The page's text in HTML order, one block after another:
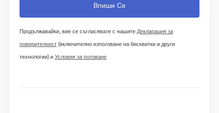
Продължавайки, вие се съгласявате с нашитеДекларация за
поверителност(включително използване на бисквитки и други
технологии) иУсловия за ползване